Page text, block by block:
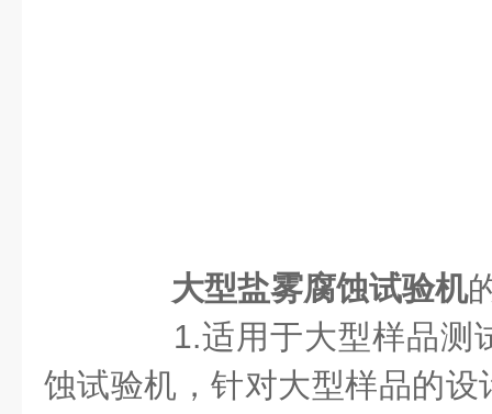
大型盐雾腐蚀试验机
1.适用于大型样品测
蚀试验机，针对大型样品的